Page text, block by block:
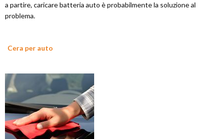
a partire, caricare batteria auto è probabilmente la soluzione al
problema.
Cera per auto